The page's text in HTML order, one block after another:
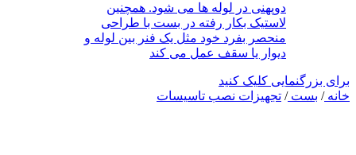
برای بزرگنمایی کلیک کنید
خانه/ بست/ تجهیزات نصب تاسیسات